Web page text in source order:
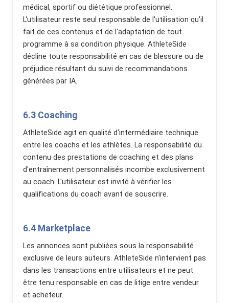
médical, sportif ou diététique professionnel.
L'utilisateur reste seul responsable de l'utilisation qu'il
fait de ces contenus et de l'adaptation de tout
programme à sa condition physique. AthleteSide
décline toute responsabilité en cas de blessure ou de
préjudice résultant du suivi de recommandations
générées par IA.
6.3 Coaching
AthleteSide agit en qualité d'intermédiaire technique
entre les coachs et les athlètes. La responsabilité du
contenu des prestations de coaching et des plans
d'entraînement personnalisés incombe exclusivement
au coach. L'utilisateur est invité à vérifier les
qualifications du coach avant de souscrire.
6.4 Marketplace
Les annonces sont publiées sous la responsabilité
exclusive de leurs auteurs. AthleteSide n'intervient pas
dans les transactions entre utilisateurs et ne peut
être tenu responsable en cas de litige entre vendeur
et acheteur.